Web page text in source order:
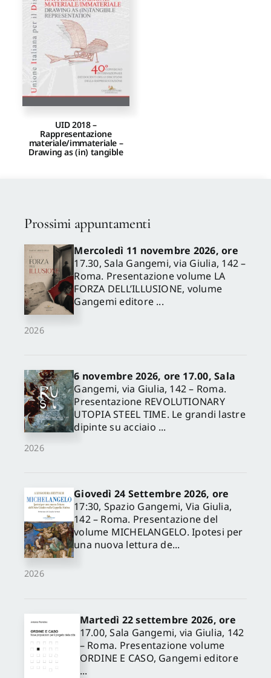
Proposte di pubblicazione
Gangemi Editore
Newsletter
UID 2018 –
Rappresentazione
materiale/immateriale –
Drawing as (in) tangible
Prossimi appuntamenti
2026
Mercoledì 11 novembre 2026, ore
17.30, Sala Gangemi, via Giulia, 142 –
Roma. Presentazione volume LA
FORZA DELL’ILLUSIONE, volume
Gangemi editore ...
2026
6 novembre 2026, ore 17.00, Sala
Gangemi, via Giulia, 142 – Roma.
Presentazione REVOLUTIONARY
UTOPIA STEEL TIME. Le grandi lastre
dipinte su acciaio ...
2026
Giovedì 24 Settembre 2026, ore
17:30, Spazio Gangemi, Via Giulia,
142 – Roma. Presentazione del
volume MICHELANGELO. Ipotesi per
una nuova lettura de...
Martedì 22 settembre 2026, ore
17.00, Sala Gangemi, via Giulia, 142
– Roma. Presentazione volume
ORDINE E CASO, Gangemi editore
...